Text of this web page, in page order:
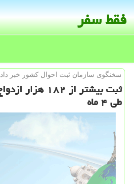
فقط سفر
سخنگوی سازمان ثبت احوال كشور خبر داد
طی ۴ ماه